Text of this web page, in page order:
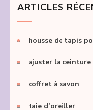
ARTICLES
housse de tapis
ajuster la ceinture
coffret à savon
taie d’oreiller